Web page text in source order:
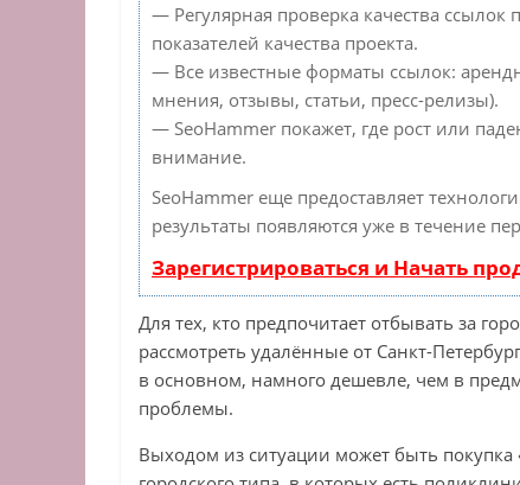
— Регулярная проверка качества
показателей качества проекта.
— Все известные форматы ссылок:
мнения, отзывы, статьи, пресс-релизы).
— SeoHammer покажет, где рост или
внимание.
SeoHammer еще предоставляет
результаты появляются уже в течение
Зарегистрироваться и Начать
Для тех, кто предпочитает отбывать за
рассмотреть удалённые от Санкт-
в основном, намного дешевле, чем в
проблемы.
Выходом из ситуации может быть покупка